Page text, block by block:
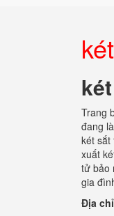
Trang
đang
két sắt
xuất
tử bảo
gia
Địa